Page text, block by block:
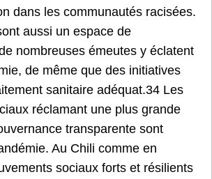
dans les communautés racisées.
aussi un espace de
nombreuses émeutes y éclatent
de même que des initiatives
sanitaire adéquat.34 Les
réclamant une plus grande
transparente sont
Au Chili comme en
sociaux forts et résilients